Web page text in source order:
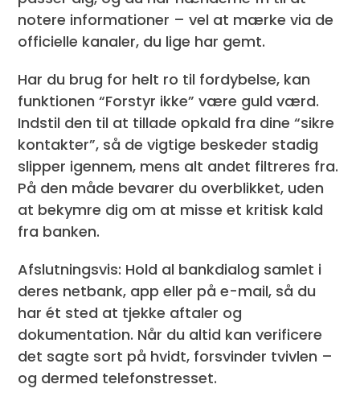
notere informationer – vel at mærke via de
officielle kanaler, du lige har gemt.
Har du brug for helt ro til fordybelse, kan
funktionen “Forstyr ikke” være guld værd.
Indstil den til at tillade opkald fra dine “sikre
kontakter”, så de vigtige beskeder stadig
slipper igennem, mens alt andet filtreres fra.
På den måde bevarer du overblikket, uden
at bekymre dig om at misse et kritisk kald
fra banken.
Afslutningsvis: Hold al bankdialog samlet i
deres netbank, app eller på e-mail, så du
har ét sted at tjekke aftaler og
dokumentation. Når du altid kan verificere
det sagte sort på hvidt, forsvinder tvivlen –
og dermed telefonstresset.